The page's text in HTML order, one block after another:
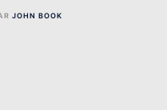
JOHN BOOK